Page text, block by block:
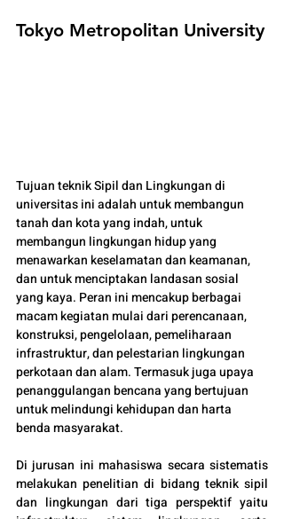
Tokyo Metropolitan University
Tujuan teknik Sipil dan Lingkungan di
universitas ini adalah untuk membangun
tanah dan kota yang indah, untuk
membangun lingkungan hidup yang
menawarkan keselamatan dan keamanan,
dan untuk menciptakan landasan sosial
yang kaya. Peran ini mencakup berbagai
macam kegiatan mulai dari perencanaan,
konstruksi, pengelolaan, pemeliharaan
infrastruktur, dan pelestarian lingkungan
perkotaan dan alam. Termasuk juga upaya
penanggulangan bencana yang bertujuan
untuk melindungi kehidupan dan harta
benda masyarakat.
Di jurusan ini mahasiswa secara sistematis
melakukan penelitian di bidang teknik sipil
dan lingkungan dari tiga perspektif yaitu